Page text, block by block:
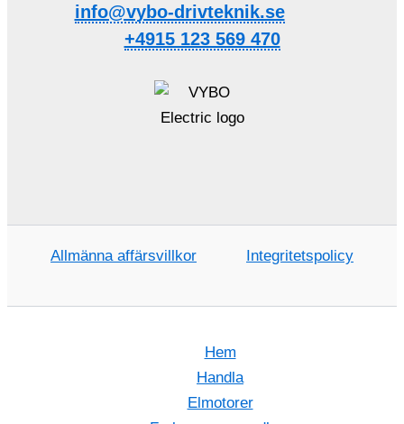
info@vybo-drivteknik.se
+4915 123 569 470
Allmänna affärsvillkor Integritetspolicy
Hem
Handla
Elmotorer